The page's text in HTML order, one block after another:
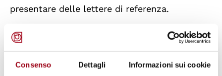
Consenso Dettagli Informazioni sui cookie
presentare delle lettere di referenza.
Le iscrizioni sono aperte fino al 3 maggio(o
fino all'esaurimento dei posti disponibili).